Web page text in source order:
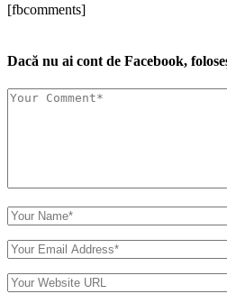
[fbcomments]
Dacă nu ai cont de Facebook,